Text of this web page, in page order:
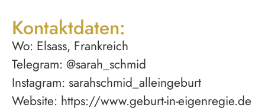
Kontaktdaten:
Wo: Elsass, Frankreich
Telegram: @sarah_schmid
Instagram: sarahschmid_alleingeburt
Website: https://www.geburt-in-eigenregie.de